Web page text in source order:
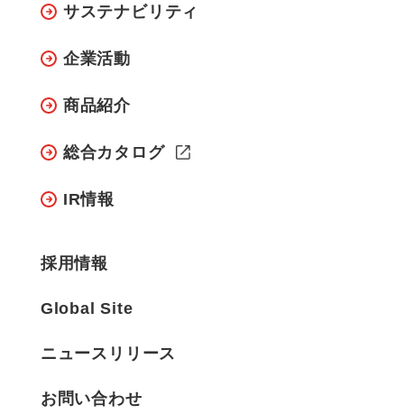
サステナビリティ
企業活動
商品紹介
総合カタログ
IR情報
採用情報
Global Site
ニュースリリース
お問い合わせ